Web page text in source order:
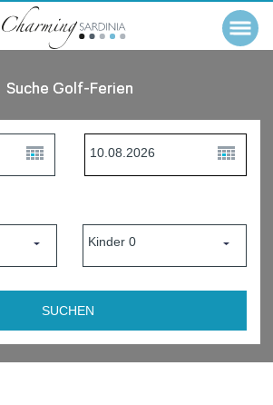
Suche Golf-Ferien